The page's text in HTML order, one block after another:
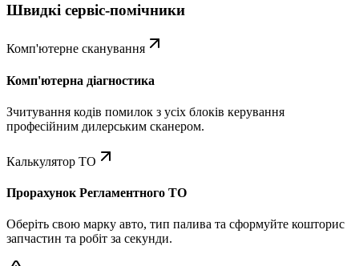
Швидкі сервіс-помічники
Комп'ютерне сканування
Комп'ютерна діагностика
Зчитування кодів помилок з усіх блоків керування
професійним дилерським сканером.
Калькулятор ТО
Прорахунок Регламентного ТО
Оберіть свою марку авто, тип палива та сформуйте кошторис
запчастин та робіт за секунди.